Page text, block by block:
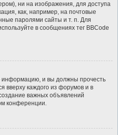
ни на изображения, для доступа
как, например, на почтовые
паролями сайты и т. п. Для
в сообщениях тег BBCode
и вы должны прочесть
вверху каждого из форумов и в
важных объявлений
конференции.